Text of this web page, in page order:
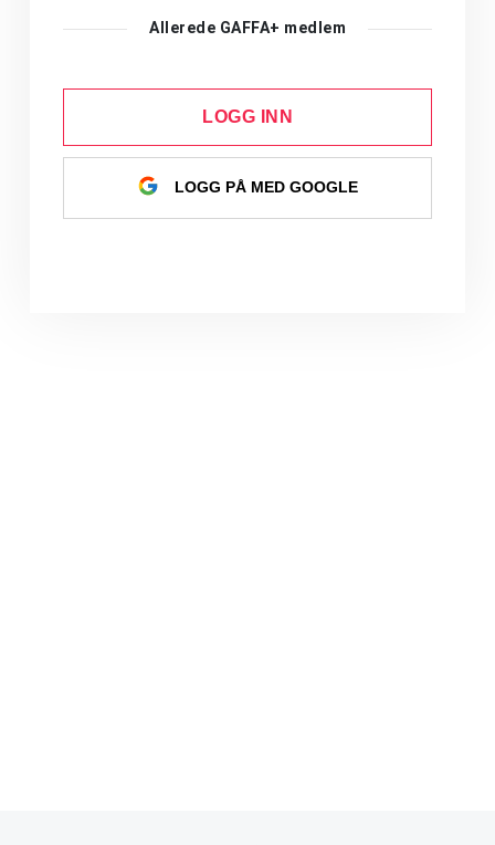
Allerede GAFFA+ medlem
LOGG INN
LOGG PÅ MED GOOGLE